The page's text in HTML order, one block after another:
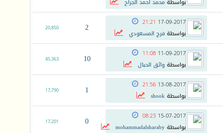
بواسطةمحمد احمد الجراح
17-09-2017
21:21
بواسطةفرج المسعودي 2
20,850
11-09-2017
11:08
بواسطةواثق الحبال 10
45,363
13-08-2017
21:56
بواسطةshook
1
17,790
15-07-2017
08:23
بواسطةmohammadalsharaby
0
17,201